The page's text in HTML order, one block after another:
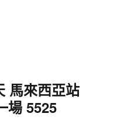
馬來西亞站
場 5525